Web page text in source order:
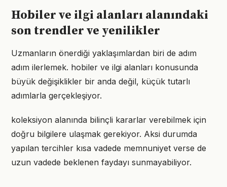
Hobiler ve ilgi alanları alanındaki
son trendler ve yenilikler
Uzmanların önerdiği yaklaşımlardan biri de adım
adım ilerlemek. hobiler ve ilgi alanları konusunda
büyük değişiklikler bir anda değil, küçük tutarlı
adımlarla gerçekleşiyor.
koleksiyon alanında bilinçli kararlar verebilmek için
doğru bilgilere ulaşmak gerekiyor. Aksi durumda
yapılan tercihler kısa vadede memnuniyet verse de
uzun vadede beklenen faydayı sunmayabiliyor.